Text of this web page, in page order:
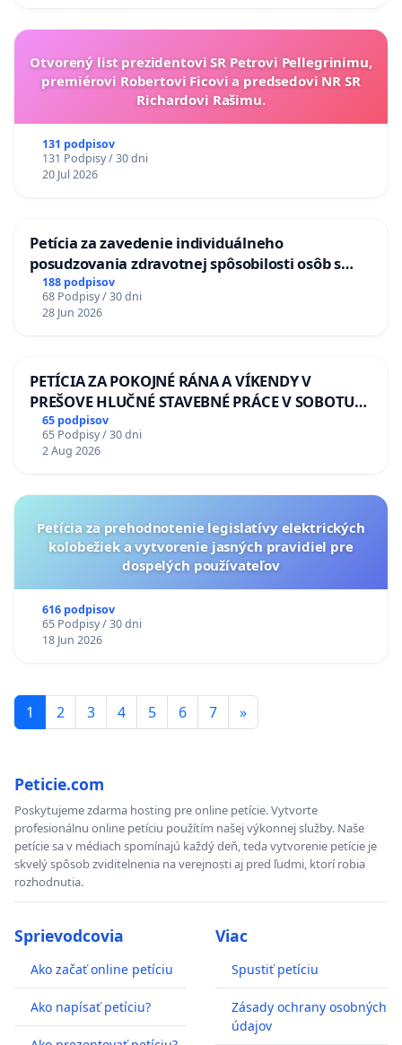
Otvorený list prezidentovi SR Petrovi Pellegrinimu,
premiérovi Robertovi Ficovi a predsedovi NR SR
Richardovi Rašimu.
131 podpisov
131 Podpisy / 30 dni
20 Jul 2026
Petícia za zavedenie individuálneho
posudzovania zdravotnej spôsobilosti osôb s
diabetom 1. a 2. typu pri prijímaní do
Policajného zboru SR
188 podpisov
68 Podpisy / 30 dni
28 Jun 2026
PETÍCIA ZA POKOJNÉ RÁNA A VÍKENDY V
PREŠOVE HLUČNÉ STAVEBNÉ PRÁCE V SOBOTU
LEN OD 9.00 DO 13.00 HOD., CEZ PRACOVNÝ
TÝŽDEŇ CIEĽ 8.00 – 18.00 HOD. A PRAVIDELNÁ
KONTROLA STAVBY C-AREA NA
65 podpisov
65 Podpisy / 30 dni
2 Aug 2026
Petícia za prehodnotenie legislatívy elektrických
kolobežiek a vytvorenie jasných pravidiel pre
dospelých používateľov
616 podpisov
65 Podpisy / 30 dni
18 Jun 2026
1 2 3 4 5 6 7 »
Peticie.com
Poskytujeme zdarma hosting pre online petície. Vytvorte
profesionálnu online petíciu použítím našej výkonnej služby. Naše
petície sa v médiach spomínajú každý deň, teda vytvorenie petície je
skvelý spôsob zviditelnenia na verejnosti aj pred ľudmi, ktorí robia
rozhodnutia.
Sprievodcovia
Ako začať online petíciu
Ako napísať petíciu?
Viac
Spustiť petíciu
Zásady ochrany osobných
údajov